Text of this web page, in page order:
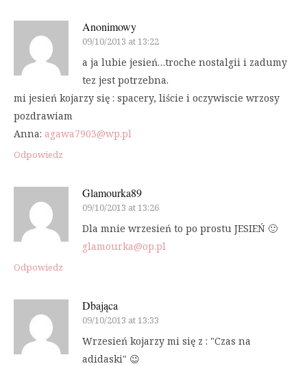
Anonimowy
09/10/2013 at 13:22
a ja lubie jesień…troche nostalgii i zadumy
tez jest potrzebna.
mi jesień kojarzy się : spacery, liście i oczywiscie wrzosy
pozdrawiam
Anna: agawa7903@wp.pl
Odpowiedz
Glamourka89
09/10/2013 at 13:26
Dla mnie wrzesień to po prostu JESIEŃ 🙂
glamourka@op.pl
Odpowiedz
Dbająca
09/10/2013 at 13:33
Wrzesień kojarzy mi się z : "Czas na
adidaski" 😉